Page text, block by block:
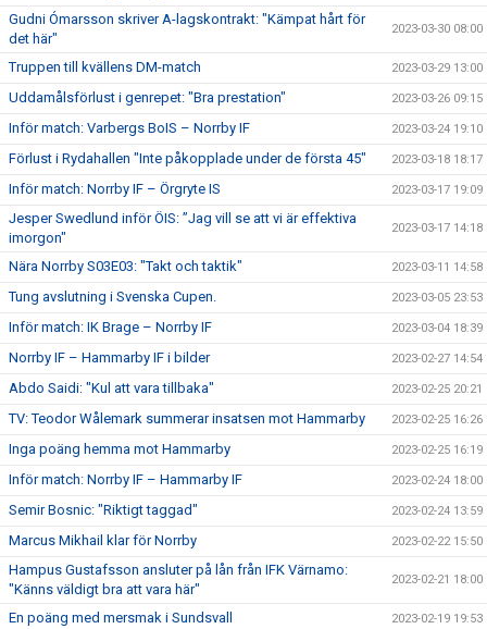
Gudni Ómarsson skriver A-lagskontrakt: "Kämpat hårt för
det här"
2023-03-30 08:00
Truppen till kvällens DM-match 2023-03-29 13:00
Uddamålsförlust i genrepet: "Bra prestation" 2023-03-26 09:15
Inför match: Varbergs BoIS – Norrby IF 2023-03-24 19:10
Förlust i Rydahallen "Inte påkopplade under de första 45" 2023-03-18 18:17
Inför match: Norrby IF – Örgryte IS 2023-03-17 19:09
Jesper Swedlund inför ÖIS: ”Jag vill se att vi är effektiva
imorgon"
2023-03-17 14:18
Nära Norrby S03E03: "Takt och taktik" 2023-03-11 14:58
Tung avslutning i Svenska Cupen. 2023-03-05 23:53
Inför match: IK Brage – Norrby IF 2023-03-04 18:39
Norrby IF – Hammarby IF i bilder 2023-02-27 14:54
Abdo Saidi: "Kul att vara tillbaka" 2023-02-25 20:21
TV: Teodor Wålemark summerar insatsen mot Hammarby 2023-02-25 16:26
Inga poäng hemma mot Hammarby 2023-02-25 16:19
Inför match: Norrby IF – Hammarby IF 2023-02-24 18:00
Semir Bosnic: "Riktigt taggad" 2023-02-24 13:59
Marcus Mikhail klar för Norrby 2023-02-22 15:50
Hampus Gustafsson ansluter på lån från IFK Värnamo:
"Känns väldigt bra att vara här"
2023-02-21 18:00
En poäng med mersmak i Sundsvall 2023-02-19 19:53